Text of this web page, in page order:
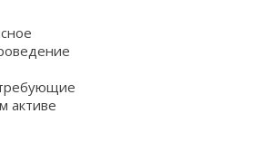
активе